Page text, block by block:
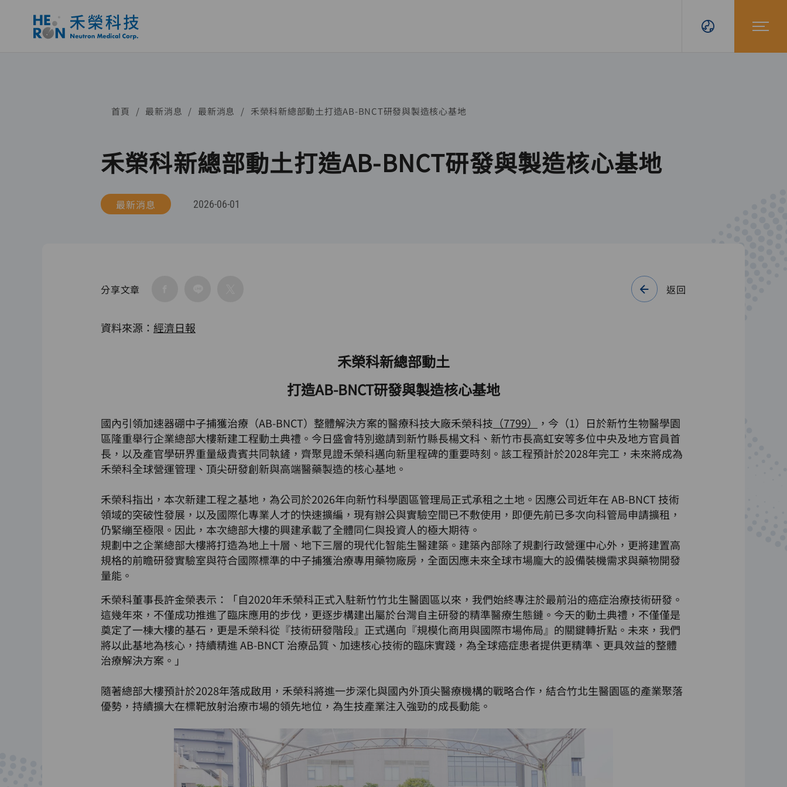
首頁 最新消息 最新消息 禾榮科新總部動土打造AB-BNCT研發與製造核心基地
禾榮科新總部動土打造AB-BNCT研發與製造核心基地
最新消息 2026-06-01
分享文章 返回
資料來源： 經濟日報
禾榮科新總部動土
打造AB-BNCT研發與製造核心基地
國內引領加速器硼中子捕獲治療（AB-BNCT）整體解決方案的醫療科技大廠禾榮科技 （7799）
，今（1）日於新竹生物醫學園
區隆重舉行企業總部大樓新建工程動土典禮。今日盛會特別邀請到新竹縣長楊文科、新竹市長高虹安等多位中央及地方官員首
長，以及產官學研界重量級貴賓共同執鏟，齊聚見證禾榮科邁向新里程碑的重要時刻。該工程預計於2028年完工，未來將成為
禾榮科全球營運管理、頂尖研發創新與高端醫藥製造的核心基地。
禾榮科指出，本次新建工程之基地，為公司於2026年向新竹科學園區管理局正式承租之土地。因應公司近年在 AB-BNCT 技術
領域的突破性發展，以及國際化專業人才的快速擴編，現有辦公與實驗空間已不敷使用，即便先前已多次向科管局申請擴租，
仍緊繃至極限。因此，本次總部大樓的興建承載了全體同仁與投資人的極大期待。
規劃中之企業總部大樓將打造為地上十層、地下三層的現代化智能生醫建築。建築內部除了規劃行政營運中心外，更將建置高
規格的前瞻研發實驗室與符合國際標準的中子捕獲治療專用藥物廠房，全面因應未來全球市場龐大的設備裝機需求與藥物開發
量能。
禾榮科董事長許金榮表示：「自2020年禾榮科正式入駐新竹竹北生醫園區以來，我們始終專注於最前沿的癌症治療技術研發。
這幾年來，不僅成功推進了臨床應用的步伐，更逐步構建出屬於台灣自主研發的精準醫療生態鏈。今天的動土典禮，不僅僅是
奠定了一棟大樓的基石，更是禾榮科從『技術研發階段』正式邁向『規模化商用與國際市場佈局』的關鍵轉折點。未來，我們
將以此基地為核心，持續精進 AB-BNCT 治療品質、加速核心技術的臨床實踐，為全球癌症患者提供更精準、更具效益的整體
治療解決方案。」
隨著總部大樓預計於2028年落成啟用，禾榮科將進一步深化與國內外頂尖醫療機構的戰略合作，結合竹北生醫園區的產業聚落
優勢，持續擴大在標靶放射治療市場的領先地位，為生技產業注入強勁的成長動能。